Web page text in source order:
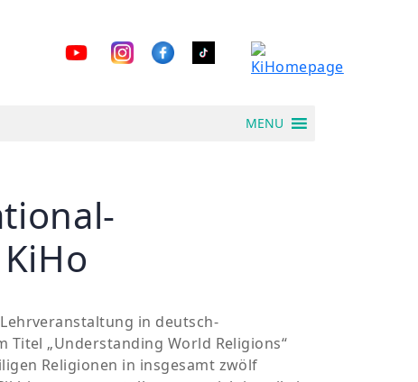
MENU
in deutsch-
„Understanding World Religions“
Religionen in insgesamt zwölf